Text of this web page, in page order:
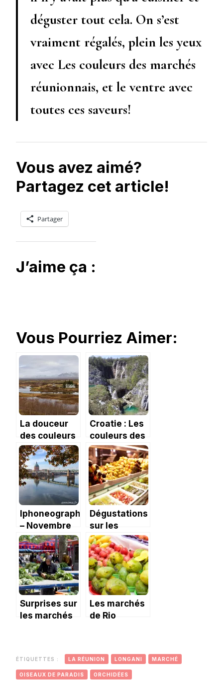
déguster tout cela. On s’est
vraiment régalés, plein les yeux
avec Les couleurs des marchés
réunionnais, et le ventre avec
toutes ces saveurs!
Vous avez aimé?
Partagez cet article!
Partager
J’aime ça :
Vous Pourriez Aimer:
La douceur
des couleurs
du parc de
Þingvellir
Croatie : Les
couleurs des
lacs de
Plitvice
Iphoneography
– Novembre
2017: les
dernières
couleurs de
l’automne.
Dégustations
sur les
marchés
madrilènes
Surprises sur
les marchés
Les marchés
de Rio
ÉTIQUETTES : LA RÉUNION LONGANI MARCHÉ
OISEAUX DE PARADIS ORCHIDÉES